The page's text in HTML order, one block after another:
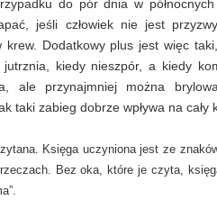
do pór dnia w
jeśli człowiek nie jest
Dodatkowy plus jest więc
kiedy nieszpór, a kiedy
ale przynajmniej można
taki zabieg dobrze wpływa na cały
Księga uczyniona jest ze
Bez oka, które je czyta,